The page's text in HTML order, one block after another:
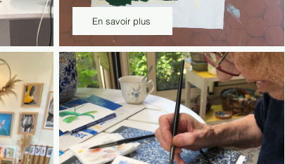
En savoir plus